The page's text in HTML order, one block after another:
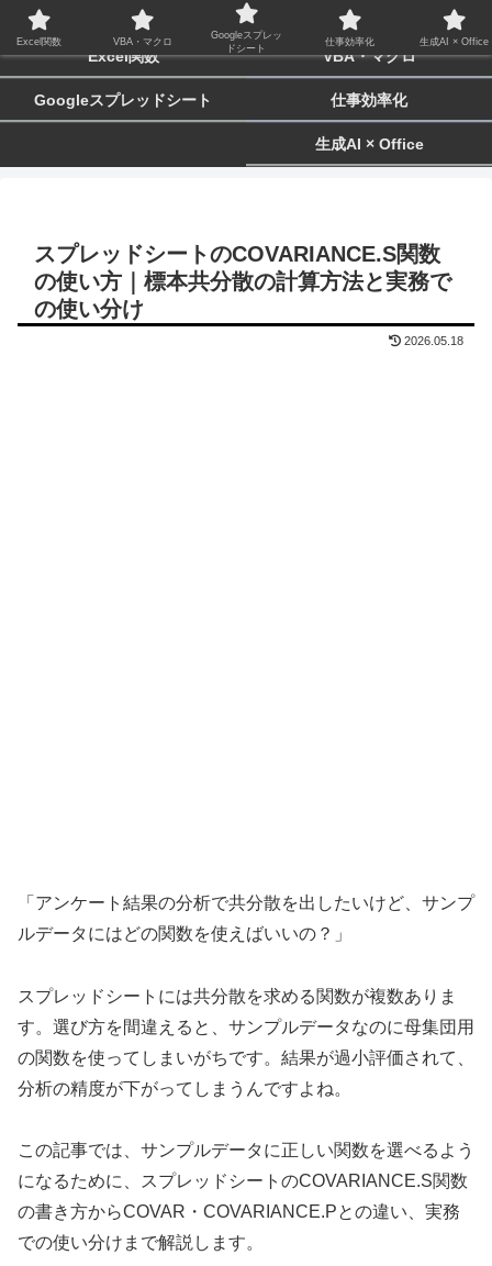
biz-tactics
Excel関数 VBA・マクロ
Googleスプレッドシート 仕事効率化
生成AI × Office
スプレッドシートのCOVARIANCE.S関数
の使い方｜標本共分散の計算方法と実務で
の使い分け
2026.05.18
「アンケート結果の分析で共分散を出したいけど、サンプ
ルデータにはどの関数を使えばいいの？」
スプレッドシートには共分散を求める関数が複数ありま
す。選び方を間違えると、サンプルデータなのに母集団用
の関数を使ってしまいがちです。結果が過小評価されて、
分析の精度が下がってしまうんですよね。
この記事では、サンプルデータに正しい関数を選べるよう
になるために、スプレッドシートのCOVARIANCE.S関数
の書き方からCOVAR・COVARIANCE.Pとの違い、実務
での使い分けまで解説します。
Excel関数 VBA・マクロ
Googleスプレッ
ドシート
仕事効率化 生成AI × Office